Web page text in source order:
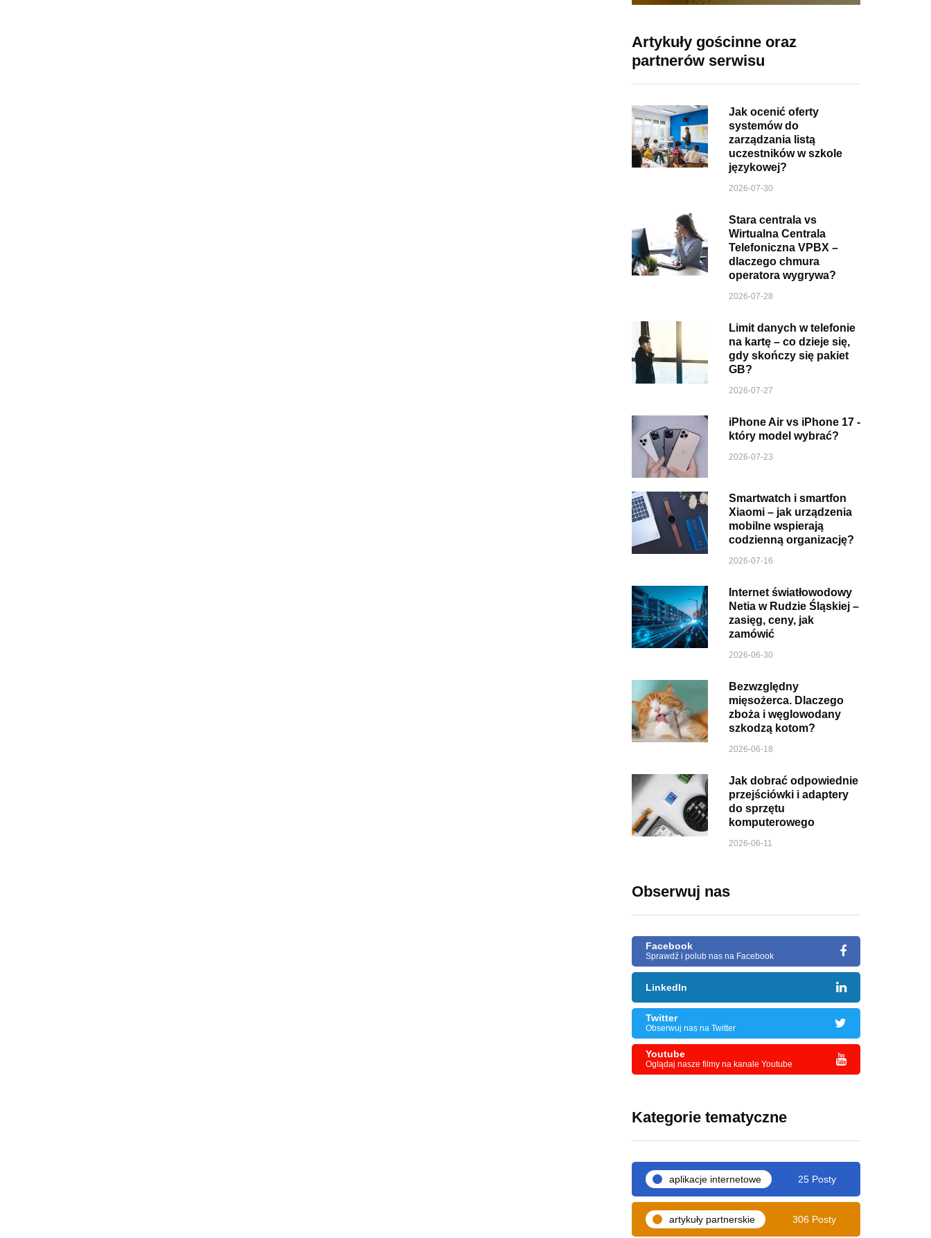
Artykuły gościnne oraz
partnerów serwisu
Jak ocenić oferty
systemów do
zarządzania listą
uczestników w szkole
językowej?
2026-07-30
Stara centrala vs
Wirtualna Centrala
Telefoniczna VPBX –
dlaczego chmura
operatora wygrywa?
2026-07-28
Limit danych w telefonie
na kartę – co dzieje się,
gdy skończy się pakiet
GB?
2026-07-27
iPhone Air vs iPhone 17 -
który model wybrać?
2026-07-23
Smartwatch i smartfon
Xiaomi – jak urządzenia
mobilne wspierają
codzienną organizację?
2026-07-16
Internet światłowodowy
Netia w Rudzie Śląskiej –
zasięg, ceny, jak
zamówić
2026-06-30
Bezwzględny
mięsożerca. Dlaczego
zboża i węglowodany
szkodzą kotom?
2026-06-18
Jak dobrać odpowiednie
przejściówki i adaptery
do sprzętu
komputerowego
2026-06-11
Obserwuj nas
Facebook
Sprawdź i polub nas na Facebook
LinkedIn
Twitter
Obserwuj nas na Twitter
Youtube
Oglądaj nasze filmy na kanale Youtube
Kategorie tematyczne
aplikacje internetowe 25 Posty
artykuły partnerskie 306 Posty